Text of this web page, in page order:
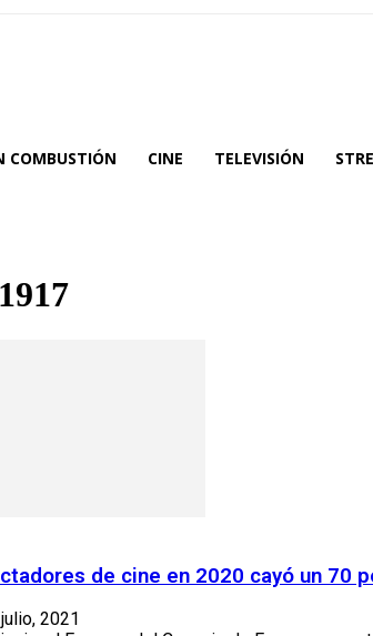
COMBUSTIÓN CINE TELEVISIÓN
de cine en 2020 cayó un 70
2021